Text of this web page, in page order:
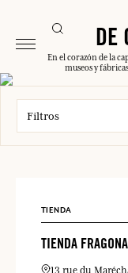
DE
En el corazón de la
museos y
Filtros
TIENDA
TIENDA
13 rue du